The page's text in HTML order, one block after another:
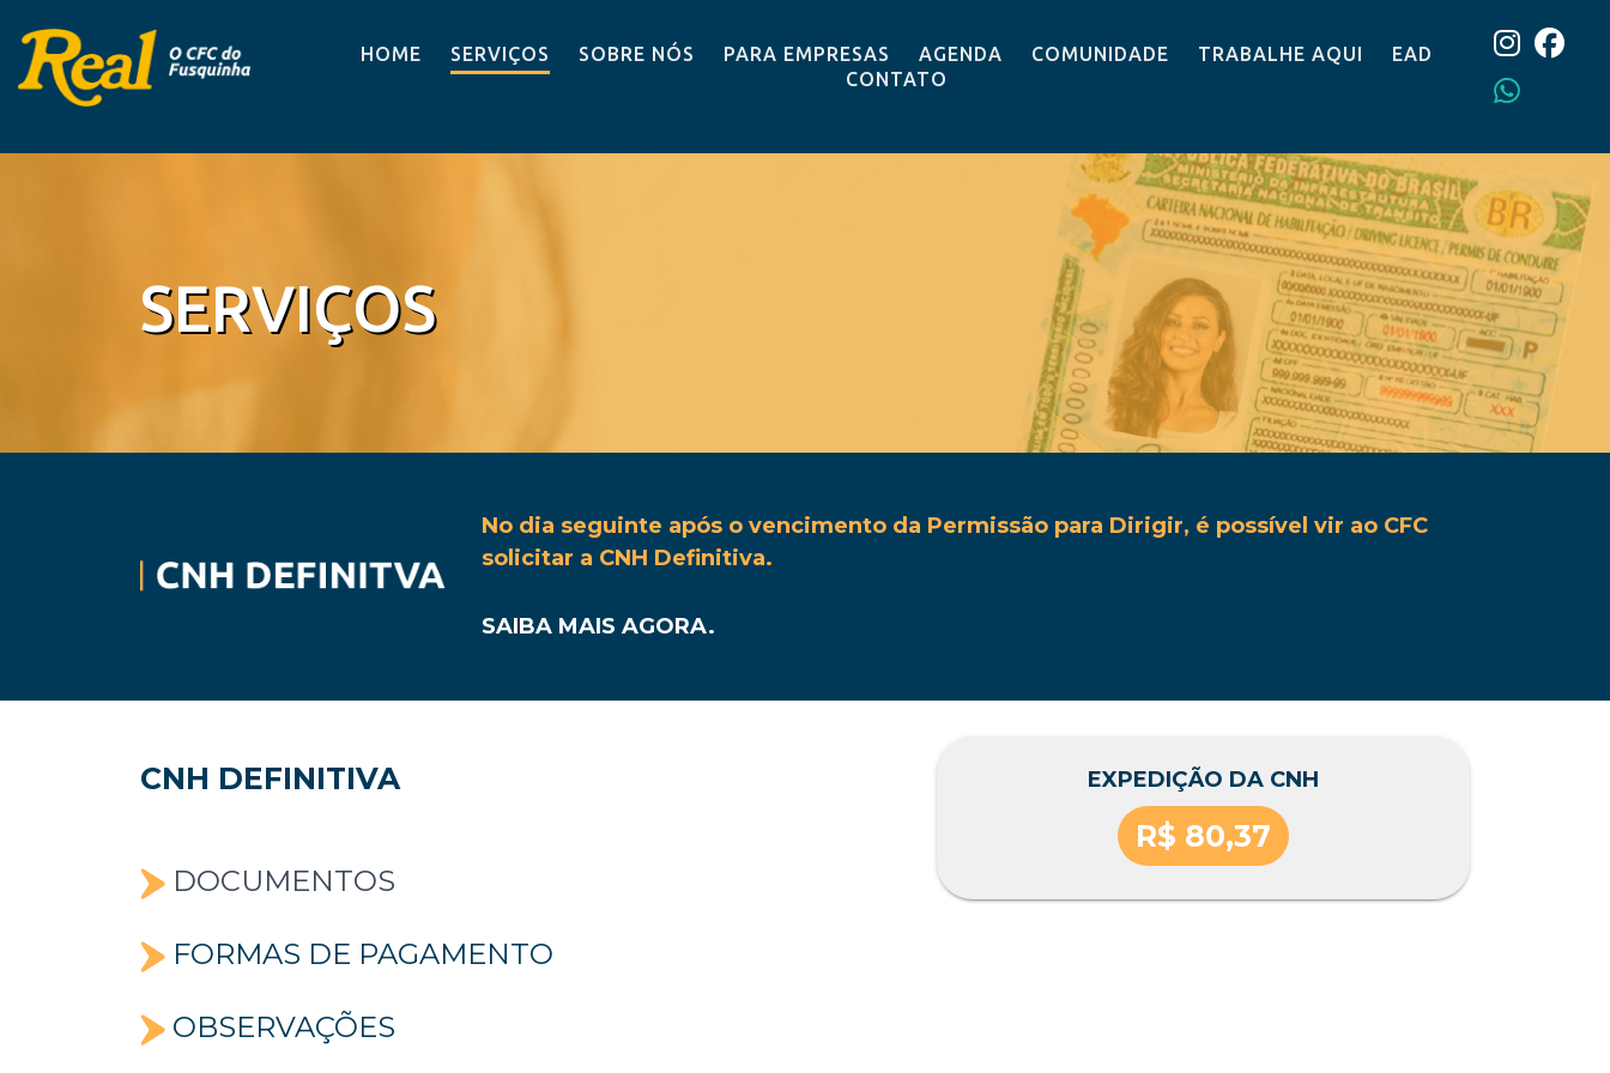
HOME SERVIÇOS SOBRE NÓS PARA EMPRESAS AGENDA COMUNIDADE TRABALHE AQUI
EAD
CONTATO
SERVIÇOS
No dia seguinte após o vencimento da Permissão para Dirigir, é possível vir ao CFC
solicitar a CNH Definitiva.
SAIBA MAIS AGORA.
CNH DEFINITIVA
DOCUMENTOS
FORMAS DE PAGAMENTO
OBSERVAÇÕES
EXPEDIÇÃO DA CNH
R$ 80,37